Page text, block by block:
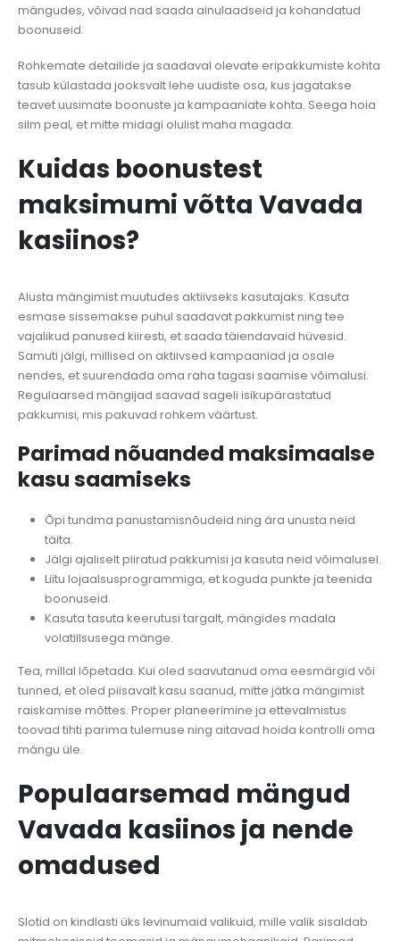
mängudes, võivad nad saada ainulaadseid ja kohandatud
boonuseid.
Rohkemate detailide ja saadaval olevate eripakkumiste kohta
tasub külastada jooksvalt lehe uudiste osa, kus jagatakse
teavet uusimate boonuste ja kampaaniate kohta. Seega hoia
silm peal, et mitte midagi olulist maha magada.
Kuidas boonustest
maksimumi võtta Vavada
kasiinos?
Alusta mängimist muutudes aktiivseks kasutajaks. Kasuta
esmase sissemakse puhul saadavat pakkumist ning tee
vajalikud panused kiiresti, et saada täiendavaid hüvesid.
Samuti jälgi, millised on aktiivsed kampaaniad ja osale
nendes, et suurendada oma raha tagasi saamise võimalusi.
Regulaarsed mängijad saavad sageli isikupärastatud
pakkumisi, mis pakuvad rohkem väärtust.
Parimad nõuanded maksimaalse
kasu saamiseks
Õpi tundma panustamisnõudeid ning ära unusta neid
täita.
Jälgi ajaliselt piiratud pakkumisi ja kasuta neid võimalusel.
Liitu lojaalsusprogrammiga, et koguda punkte ja teenida
boonuseid.
Kasuta tasuta keerutusi targalt, mängides madala
volatiilsusega mänge.
Tea, millal lõpetada. Kui oled saavutanud oma eesmärgid või
tunned, et oled piisavalt kasu saanud, mitte jätka mängimist
raiskamise mõttes. Proper planeerimine ja ettevalmistus
toovad tihti parima tulemuse ning aitavad hoida kontrolli oma
mängu üle.
Populaarsemad mängud
Vavada kasiinos ja nende
omadused
Slotid on kindlasti üks levinumaid valikuid, mille valik sisaldab